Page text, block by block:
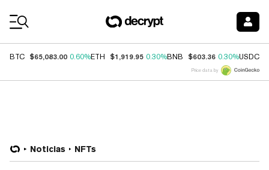
BTC $65,083.00 0.60%ETH $1,919.95 0.30%BNB $603.36 0.30%USDC
Price data by
Noticias NFTs